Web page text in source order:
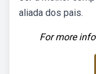
aliada dos pais.
For more